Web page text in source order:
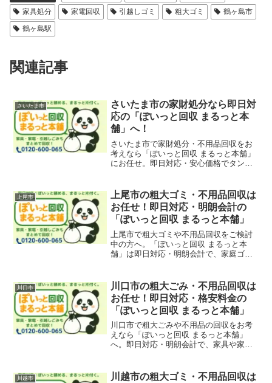
家具処分
家電回収 引越しゴミ 粗大ゴミ
鶴ヶ島市
鶴ヶ島駅
関連記事
さいたま市
さいたま市の家財処分なら即日対
応の「ぽいっと回収 まるっと本
舗」へ！
さいたま市で家財処分・不用品回収をお
考えなら「ぽいっと回収 まるっと本舗」
にお任せ。即日対応・安心価格でタンス
談ください。
上尾市
上尾市の粗大ゴミ・不用品回収は
お任せ！即日対応・明朗会計の
「ぽいっと回収 まるっと本舗」
上尾市で粗大ゴミや不用品回収をご検討
中の方へ。「ぽいっと回収 まるっと本
舗」は即日対応・明朗会計で、家庭ゴ
リアも幅広くサポートしています。
川口市
川口市の粗大ごみ・不用品回収は
お任せ！即日対応・格安料金の
「ぽいっと回収 まるっと本舗」
川口市で粗大ごみや不用品の回収をお考
えなら「ぽいっと回収 まるっと本舗」
へ。即日対応・明朗会計で、家具や家電
川越市
川越市の粗大ゴミ・不用品回収は